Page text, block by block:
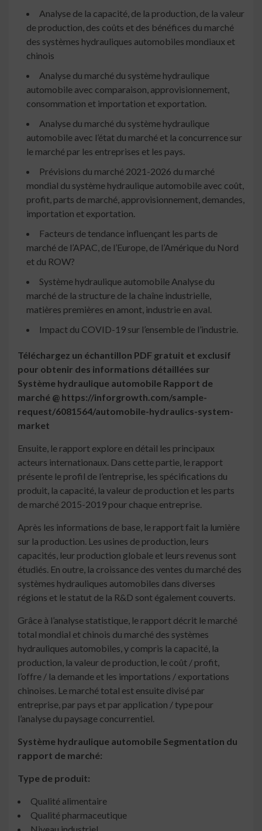
Analyse de la capacité, de la production, de la valeur
de production, des coûts et des bénéfices du marché
des systèmes hydrauliques automobiles mondiaux et
chinois
Analyse du marché du système hydraulique
automobile avec comparaison, approvisionnement,
consommation et importation et exportation.
Analyse du marché du système hydraulique
automobile avec l’état du marché et la concurrence sur
le marché par les entreprises et les pays.
Prévisions du marché 2021-2026 du marché
mondial du système hydraulique automobile avec coût,
profit, parts de marché, approvisionnement, demandes,
importation et exportation.
Facteurs de tendance influençant les parts de
marché de l’APAC, de l’Europe, de l’Amérique du Nord
et du ROW?
Système hydraulique automobile Analyse du
marché de la structure de la chaîne industrielle,
matières premières en amont, industrie en aval.
Impact du COVID-19 sur l’ensemble de l’industrie.
Téléchargez un échantillon PDF gratuit et exclusif
pour obtenir des informations détaillées sur
Système hydraulique automobile Rapport de
marché @ https://inforgrowth.com/sample-
request/6081564/automobile-hydraulics-system-
market
Ensuite, le rapport explore en détail les principaux
acteurs internationaux. Dans cette partie, le rapport
présente le profil de l’entreprise, les spécifications du
produit, la capacité, la valeur de production et les parts
de marché 2015-2019 pour chaque entreprise.
Après les informations de base, le rapport fait la lumière
sur la production. Les usines de production, leurs
capacités, leur production globale et leurs revenus sont
étudiés. En outre, la croissance des ventes du marché des
systèmes hydrauliques automobiles dans diverses
régions et le statut de la R&D sont également couverts.
Grâce à l’analyse statistique, le rapport décrit le marché
total mondial et chinois du marché des systèmes
hydrauliques automobiles, y compris la capacité, la
production, la valeur de production, le coût / profit,
l’offre / la demande et les importations / exportations
chinoises. Le marché total est ensuite divisé par
entreprise, par pays et par application / type pour
l’analyse du paysage concurrentiel.
Système hydraulique automobile Segmentation du
rapport de marché:
Type de produit:
Qualité alimentaire
Qualité pharmaceutique